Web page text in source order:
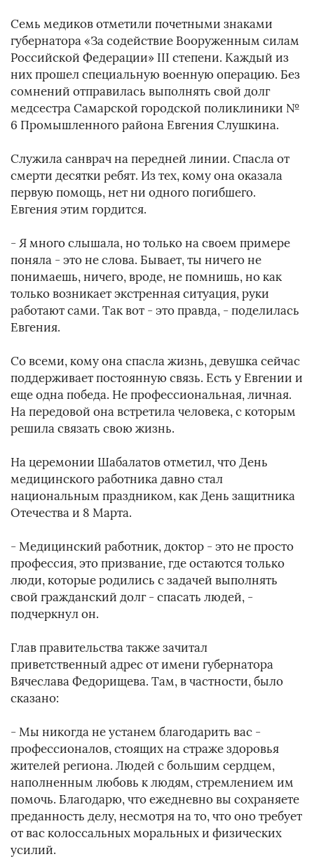
Семь медиков отметили почетными знаками
губернатора «За содействие Вооруженным силам
Российской Федерации» III степени. Каждый из
них прошел специальную военную операцию. Без
сомнений отправилась выполнять свой долг
медсестра Самарской городской поликлиники №
6 Промышленного района Евгения Слушкина.
Служила санврач на передней линии. Спасла от
смерти десятки ребят. Из тех, кому она оказала
первую помощь, нет ни одного погибшего.
Евгения этим гордится.
- Я много слышала, но только на своем примере
поняла - это не слова. Бывает, ты ничего не
понимаешь, ничего, вроде, не помнишь, но как
только возникает экстренная ситуация, руки
работают сами. Так вот - это правда, - поделилась
Евгения.
Со всеми, кому она спасла жизнь, девушка сейчас
поддерживает постоянную связь. Есть у Евгении и
еще одна победа. Не профессиональная, личная.
На передовой она встретила человека, с которым
решила связать свою жизнь.
На церемонии Шабалатов отметил, что День
медицинского работника давно стал
национальным праздником, как День защитника
Отечества и 8 Марта.
- Медицинский работник, доктор - это не просто
профессия, это призвание, где остаются только
люди, которые родились с задачей выполнять
свой гражданский долг - спасать людей, -
подчеркнул он.
Глав правительства также зачитал
приветственный адрес от имени губернатора
Вячеслава Федорищева. Там, в частности, было
сказано:
- Мы никогда не устанем благодарить вас -
профессионалов, стоящих на страже здоровья
жителей региона. Людей с большим сердцем,
наполненным любовь к людям, стремлением им
помочь. Благодарю, что ежедневно вы сохраняете
преданность делу, несмотря на то, что оно требует
от вас колоссальных моральных и физических
усилий.